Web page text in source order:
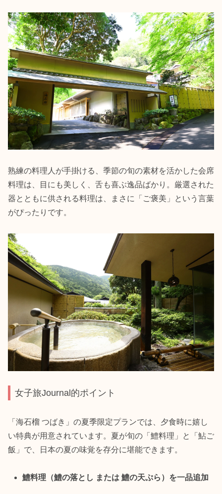
熟練の料理人が手掛ける、季節の旬の素材を活かした会席
料理は、目にも美しく、舌も喜ぶ逸品ばかり。厳選された
器とともに供される料理は、まさに「ご褒美」という言葉
がぴったりです。
女子旅Journal的ポイント
「海石榴 つばき」の夏季限定プランでは、夕食時に嬉し
い特典が用意されています。夏が旬の「鱧料理」と「鮎ご
飯」で、日本の夏の味覚を存分に堪能できます。
鱧料理（鱧の落とし または 鱧の天ぷら）を一品追加